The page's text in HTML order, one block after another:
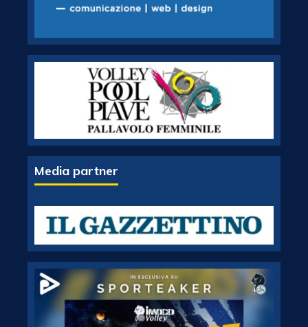
Media partner